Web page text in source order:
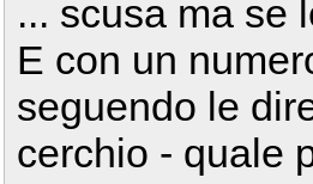
... scusa ma se
E con un
seguendo le
cerchio - quale